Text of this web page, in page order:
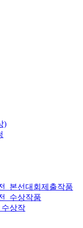
)
_본선대회제출작품
_수상작품
상작